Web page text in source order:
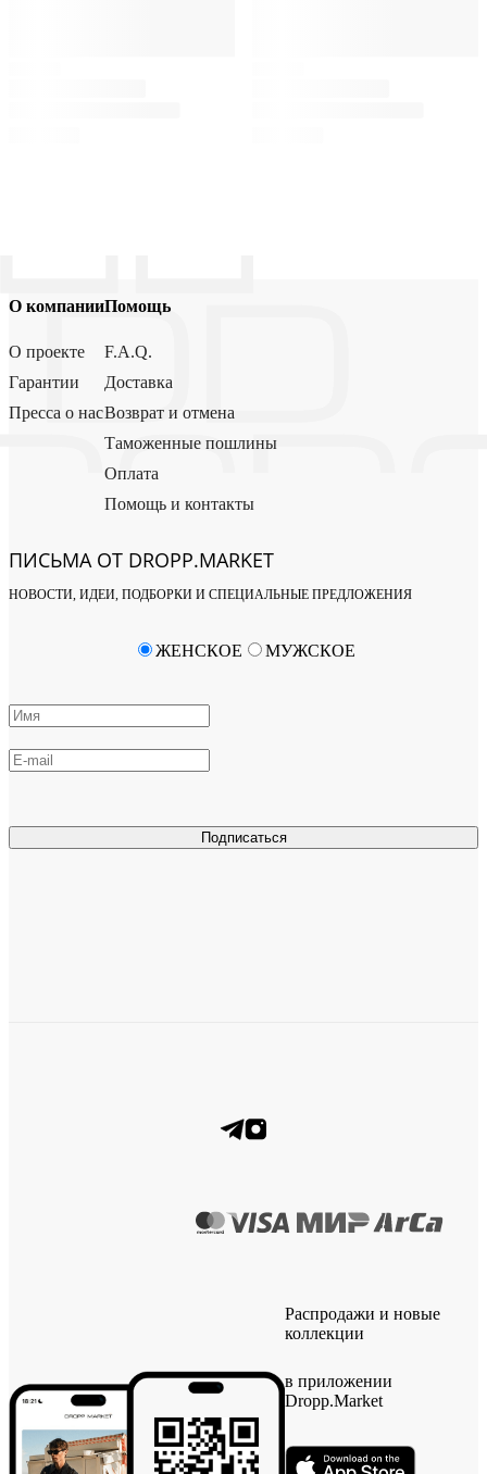
О компании
О проекте
Гарантии
Пресса о нас
Помощь
F.A.Q.
Доставка
Возврат и отмена
Таможенные пошлины
Оплата
Помощь и контакты
ПИСЬМА ОТ DROPP.MARKET
НОВОСТИ, ИДЕИ, ПОДБОРКИ И СПЕЦИАЛЬНЫЕ ПРЕДЛОЖЕНИЯ
Подписаться
ЖЕНСКОЕ МУЖСКОЕ
Распродажи и новые
коллекции
в приложении
Dropp.Market